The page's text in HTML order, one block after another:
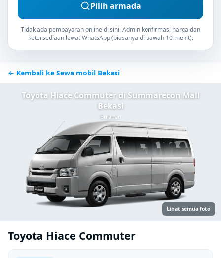
Pilih armada
Tidak ada pembayaran online di sini. Admin konfirmasi harga dan
ketersediaan lewat WhatsApp (biasanya di bawah 10 menit).
← Kembali ke Sewa mobil Bekasi
Toyota Hiace Commuter di Summarecon Mall
Bekasi
Bulanan
Lihat semua foto
Toyota Hiace Commuter